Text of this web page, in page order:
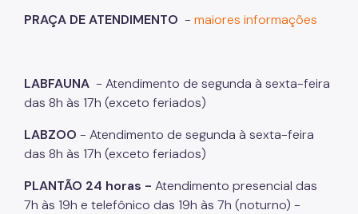
Carrapatos
Formigas
Lacraias e Centopéias
Morcegos
Mosquitos
PRAÇA DE ATENDIMENTO - maiores informações
LABFAUNA - Atendimento de segunda à sexta-feira
das 8h às 17h (exceto feriados)
LABZOO - Atendimento de segunda à sexta-feira
das 8h às 17h (exceto feriados)
PLANTÃO 24 horas - Atendimento presencial das
7h às 19h e telefônico das 19h às 7h (noturno) -